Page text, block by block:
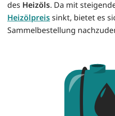
des Heizöls. Da mit
Heizölpreissinkt, bietet es
Sammelbestellung